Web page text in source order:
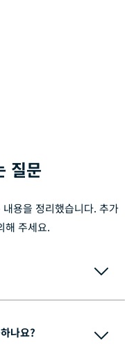
질문
용을 정리했습니다. 추가
해 주세요.
나요?